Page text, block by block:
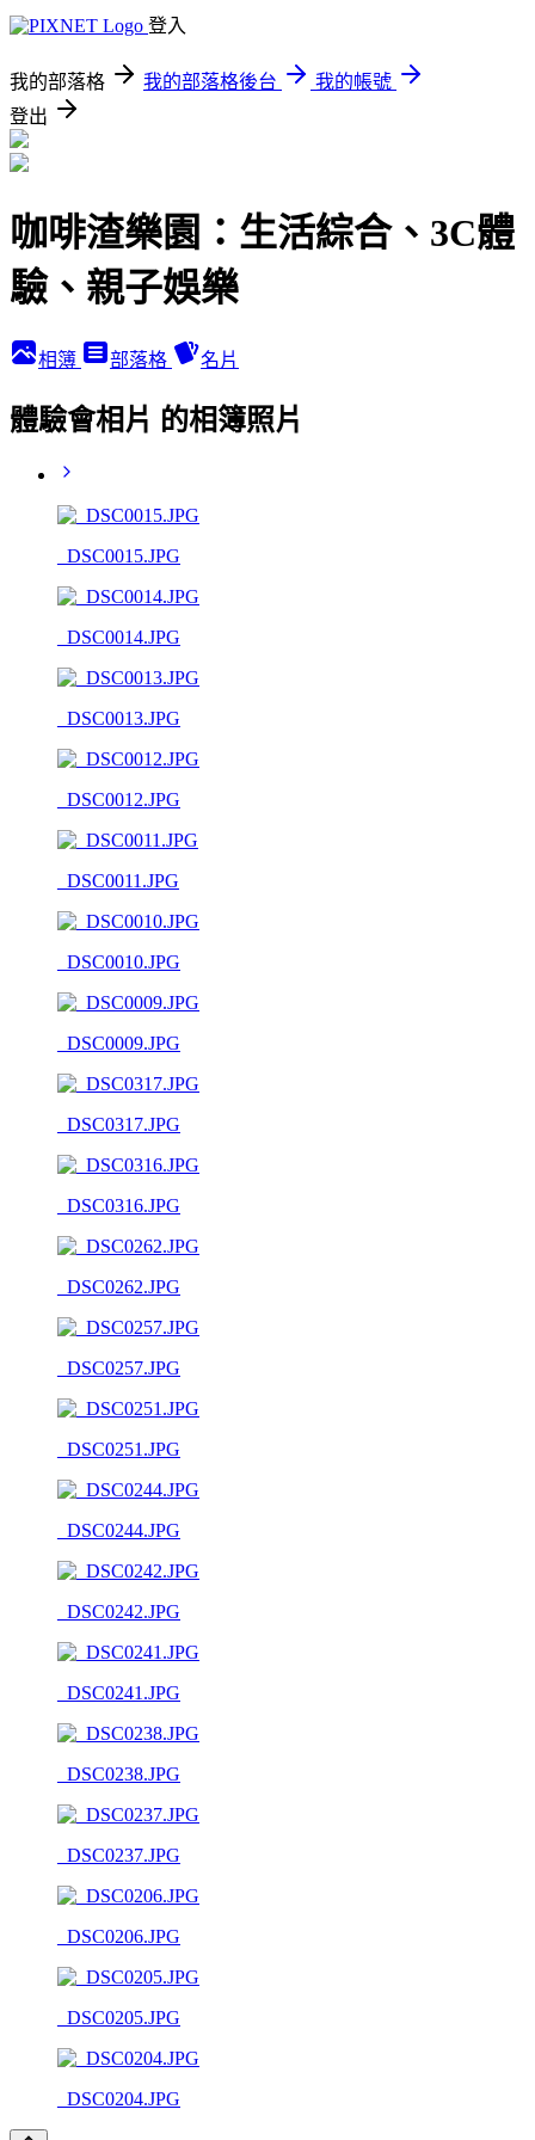
登入
我的部落格 我的部落格後台
我的帳號
登出
咖啡渣樂園：生活綜合、3C體
驗、親子娛樂
相簿 部落格 名片
體驗會相片 的相簿照片
_DSC0015.JPG
_DSC0014.JPG
_DSC0013.JPG
_DSC0012.JPG
_DSC0011.JPG
_DSC0010.JPG
_DSC0009.JPG
_DSC0317.JPG
_DSC0316.JPG
_DSC0262.JPG
_DSC0257.JPG
_DSC0251.JPG
_DSC0244.JPG
_DSC0242.JPG
_DSC0241.JPG
_DSC0238.JPG
_DSC0237.JPG
_DSC0206.JPG
_DSC0205.JPG
_DSC0204.JPG